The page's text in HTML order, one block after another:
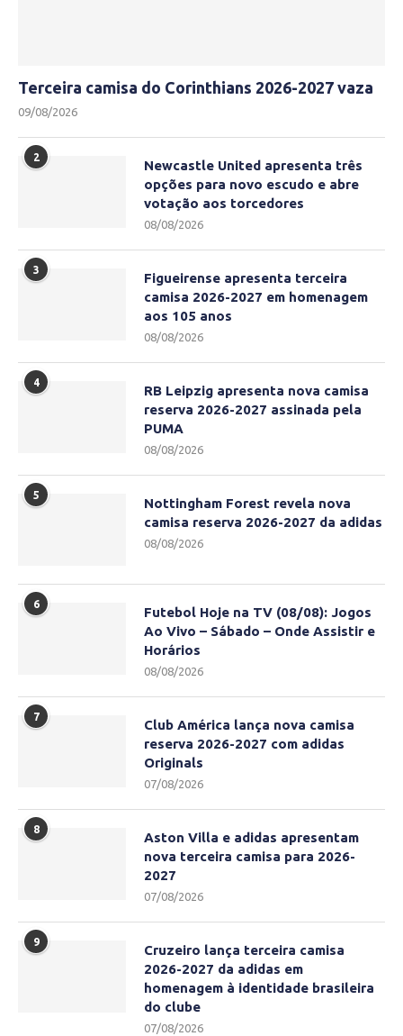
Terceira camisa do Corinthians 2026-2027 vaza
09/08/2026
2
Newcastle United apresenta três
opções para novo escudo e abre
votação aos torcedores
08/08/2026
3
Figueirense apresenta terceira
camisa 2026-2027 em homenagem
aos 105 anos
08/08/2026
4
RB Leipzig apresenta nova camisa
reserva 2026-2027 assinada pela
PUMA
08/08/2026
5
Nottingham Forest revela nova
camisa reserva 2026-2027 da adidas
08/08/2026
6
Futebol Hoje na TV (08/08): Jogos
Ao Vivo – Sábado – Onde Assistir e
Horários
08/08/2026
7
Club América lança nova camisa
reserva 2026-2027 com adidas
Originals
07/08/2026
8
Aston Villa e adidas apresentam
nova terceira camisa para 2026-
2027
07/08/2026
9
Cruzeiro lança terceira camisa
2026-2027 da adidas em
homenagem à identidade brasileira
do clube
07/08/2026